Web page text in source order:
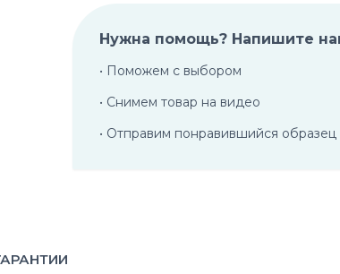
Нужна помощь? Напишите
• Поможем с выбором
• Снимем товар на видео
• Отправим понравившийся образец